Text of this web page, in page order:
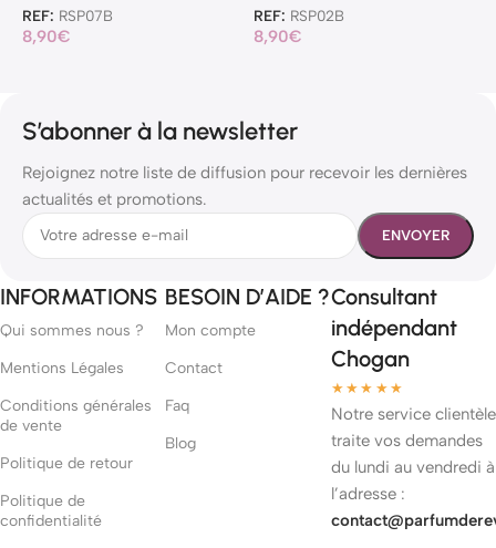
REF: RSP07B
8,90€
REF: RSP02B
8,90€
S’abonner à la newsletter
Rejoignez notre liste de diffusion pour recevoir les dernières
actualités et promotions.
INFORMATIONS
Qui sommes nous ?
Mentions Légales
Conditions générales
de vente
Politique de retour
Politique de
confidentialité
BESOIN D’AIDE ?
Mon compte
Contact
Faq
Blog
Consultant
indépendant
Chogan
★★★★★
Notre service clientèle
traite vos demandes
du lundi au vendredi à
l’adresse :